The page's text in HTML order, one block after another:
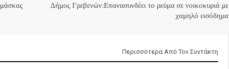
Δήμος Γρεβενών:Επανασυνδέει το ρεύμα σε νοικοκυριά με
χαμηλό εισόδημα
Περισσότερα Από Τον Συντάκτη